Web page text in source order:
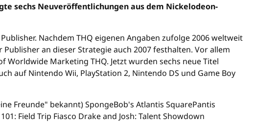
sechs Neuveröffentlichungen aus dem Nickelodeon-
Nachdem THQ eigenen Angaben zufolge 2006 weltweit
an dieser Strategie auch 2007 festhalten. Vor allem
Worldwide Marketing THQ. Jetzt wurden sechs neue Titel
auf Nintendo Wii, PlayStation 2, Nintendo DS und Game Boy
Freunde" bekannt) SpongeBob's Atlantis SquarePantis
Field Trip Fiasco Drake and Josh: Talent Showdown